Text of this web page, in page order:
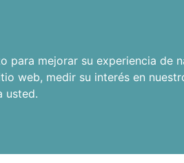
mejorar su experiencia de
web, medir su interés en
usted.